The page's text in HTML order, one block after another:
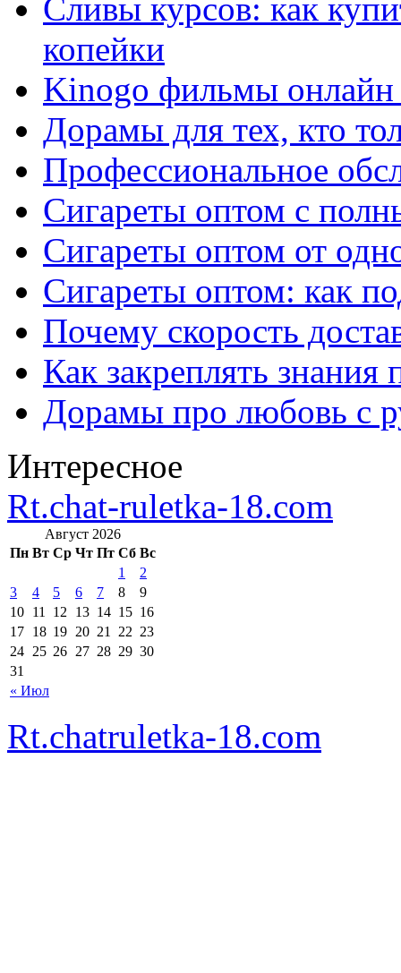
Сливы курсов: как
копейки
Kinogo фильмы онлайн
Дорамы для тех, кто
Профессиональное
Сигареты оптом с
Сигареты оптом от
Сигареты оптом: как
Почему скорость
Как закреплять знания
Дорамы про любовь с
Интересное
Rt.chat-ruletka-18.com
Август 2026
Пн Вт Ср Чт Пт Сб Вс
« Июл
1
2
3
4 5 6 7 8
9
10 11 12 13 14 15 16
17 18 19 20 21 22 23
24 25 26 27 28 29 30
31
Rt.chatruletka-18.com